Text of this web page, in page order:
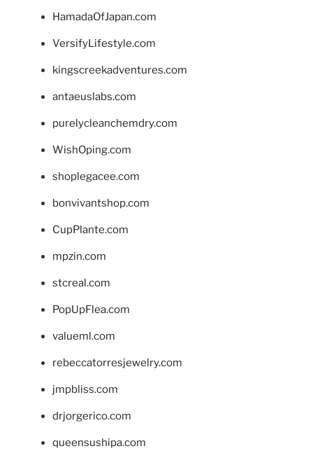
HamadaOfJapan.com
VersifyLifestyle.com
kingscreekadventures.com
antaeuslabs.com
purelycleanchemdry.com
WishOping.com
shoplegacee.com
bonvivantshop.com
CupPlante.com
mpzin.com
stcreal.com
PopUpFlea.com
valueml.com
rebeccatorresjewelry.com
jmpbliss.com
drjorgerico.com
queensushipa.com